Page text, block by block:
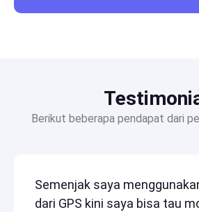
Berikut beberapa pendapat dari
Semenjak saya
dari GPS kini saya bisa tau